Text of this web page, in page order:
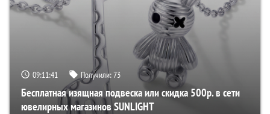
09:11:40 Получили:73
Бесплатная изящная подвеска или скидка 500р. в сети
ювелирных магазинов SUNLIGHT